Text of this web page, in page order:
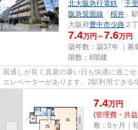
北大阪急行電鉄 「 千
阪急箕面線 「 桜井 」
大阪府豊中市少路 ２
7.4万円～7.6万円
築年数：築37年 ｜募
階数：6階建
風通しが良く真夏の暑い日も快適に過ご
エレベーターがあります。2駅利用できる
7.4万円
(管理費・共
敷：0ヶ月｜